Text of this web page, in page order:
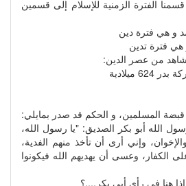
الفترة الزمنية للإسلام إلى قسمين
فترة دين
تدين
من عصر الدين:
و الحكم قد صدر بمايلي:
الله أبو بكر الصديق: "يا رسول الله،
وإني أرى أن تأخذ منهم الفدية،
الكفار، وعسى أن يهديهم الله فيكونوا
في رأي أبي بكر....؟